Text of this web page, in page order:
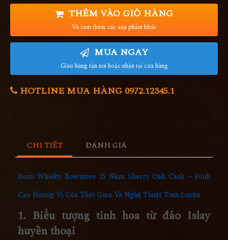
THÊM VÀO GIỎ HÀNG
Và xem thêm các sản phẩm khác
MUA NGAY
Giao hàng tận nơi hoặc nhận tại cửa hàng
HOTLINE MUA HÀNG 0972.12345.1
CHI TIẾT ĐÁNH GIÁ
Rượu Whisky Bowmore 15 Năm Sherry Oak Cask – Đỉnh
Cao Hương Vị Của Thời Gian Và Nghệ Thuật Tinh Luyện
1. Biểu tượng tinh hoa từ đảo Islay
huyền thoại